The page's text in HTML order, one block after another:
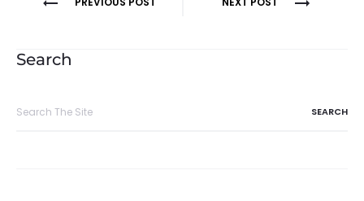
entradas
Search